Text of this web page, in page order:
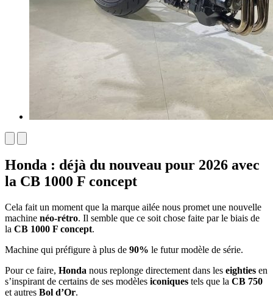
Honda : déjà du nouveau pour 2026 avec
la CB 1000 F concept
Cela fait un moment que la marque ailée nous promet une nouvelle
machine néo-rétro. Il semble que ce soit chose faite par le biais de
la CB 1000 F concept.
Machine qui préfigure à plus de 90% le futur modèle de série.
Pour ce faire, Honda nous replonge directement dans les eighties en
s’inspirant de certains de ses modèles iconiques tels que la CB 750
et autres Bol d’Or.